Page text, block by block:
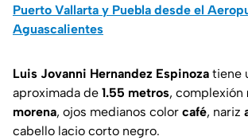
Puerto Vallarta y Puebla desde el
Aguascalientes
Luis Jovanni Hernandez Espinoza tiene
aproximada de 1.55 metros, complexión
morena, ojos medianos color café, nariz
cabello lacio corto negro.